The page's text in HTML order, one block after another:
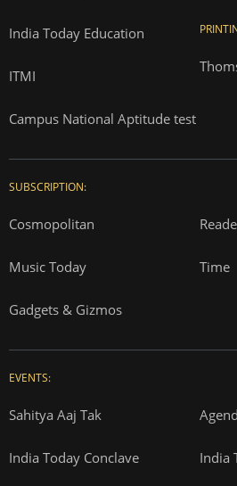
India Today Education
ITMI
Campus National Aptitude test
SUBSCRIPTION:
Cosmopolitan
Music Today Time
Gadgets & Gizmos
EVENTS:
Sahitya Aaj Tak
India Today Conclave India